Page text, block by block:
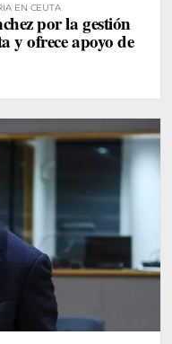
EN CEUTA
por la gestión
y ofrece apoyo de